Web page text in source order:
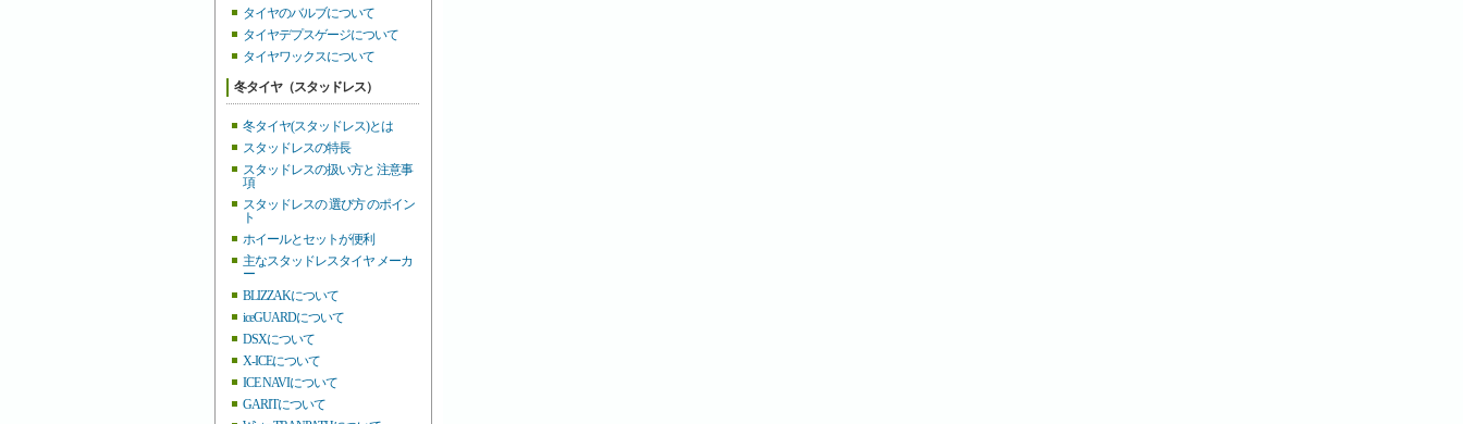
タイヤのバルブについて
タイヤデプスゲージについて
タイヤワックスについて
冬タイヤ（スタッドレス）
冬タイヤ(スタッドレス)とは
スタッドレスの特長
スタッドレスの扱い方と 注意事
項
スタッドレスの 選び方 のポイン
ト
ホイールとセットが便利
主なスタッドレスタイヤ メーカ
ー
BLIZZAKについて
iceGUARDについて
DSXについて
X-ICEについて
ICE NAVIについて
GARITについて